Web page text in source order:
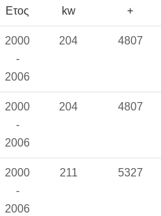
Ετος
kw
+
2000
-
2006
204 4807
2000
-
2006
204 4807
2000
-
2006
211 5327